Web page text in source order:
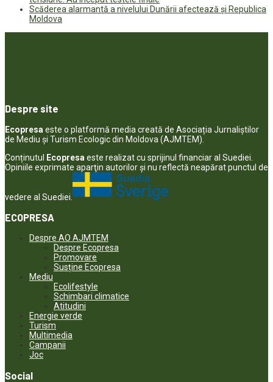
Scăderea alarmantă a nivelului Dunării afectează și Republica
Moldova
Despre site
Ecopresa este o platformă media creată de Asociația Jurnaliștilor
de Mediu și Turism Ecologic din Moldova (AJMTEM).
Conținutul Ecopresa este realizat cu sprijinul financiar al Suediei.
Opiniile exprimate aparţin autorilor şi nu reflectă neapărat punctul de
vedere al Suediei.
ECOPRESA
Despre AO AJMTEM
Despre Ecopresa
Promovare
Susține Ecopresa
Mediu
Ecolifestyle
Schimbari climatice
Atitudini
Energie verde
Turism
Multimedia
Campanii
Joc
Social